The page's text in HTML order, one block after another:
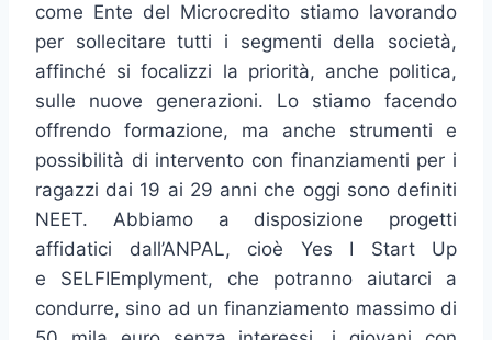
come Ente del Microcredito stiamo lavorando
per sollecitare tutti i segmenti della società,
affinché si focalizzi la priorità, anche politica,
sulle nuove generazioni. Lo stiamo facendo
offrendo formazione, ma anche strumenti e
possibilità di intervento con finanziamenti per i
ragazzi dai 19 ai 29 anni che oggi sono definiti
NEET. Abbiamo a disposizione progetti
affidatici dall’ANPAL, cioè Yes I Start Up
e SELFIEmplyment, che potranno aiutarci a
condurre, sino ad un finanziamento massimo di